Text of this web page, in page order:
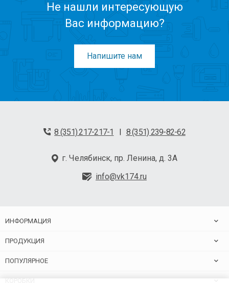
Не нашли интересующую
Вас информацию?
Напишите нам
8 (351) 217-217-1 | 8 (351) 239-82-62
г. Челябинск, пр. Ленина, д. 3А
info@vk174.ru
ИНФОРМАЦИЯ
ПРОДУКЦИЯ
ПОПУЛЯРНОЕ